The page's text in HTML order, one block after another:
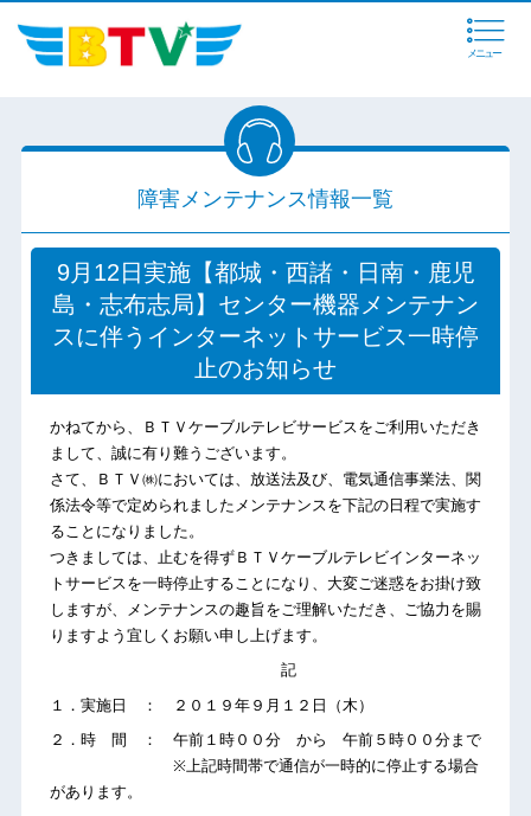
メニュー
障害メンテナンス情報一覧
9月12日実施【都城・西諸・日南・鹿児
島・志布志局】センター機器メンテナン
スに伴うインターネットサービス一時停
止のお知らせ
かねてから、ＢＴＶケーブルテレビサービスをご利用いただき
まして、誠に有り難うございます。
さて、ＢＴＶ㈱においては、放送法及び、電気通信事業法、関
係法令等で定められましたメンテナンスを下記の日程で実施す
ることになりました。
つきましては、止むを得ずＢＴＶケーブルテレビインターネッ
トサービスを一時停止することになり、大変ご迷惑をお掛け致
しますが、メンテナンスの趣旨をご理解いただき、ご協力を賜
りますよう宜しくお願い申し上げます。
記
１．実施日 ： ２０１９年９月１２日（木）
２．時 間 ： 午前１時００分 から 午前５時００分まで
※上記時間帯で通信が一時的に停止する場合
があります。